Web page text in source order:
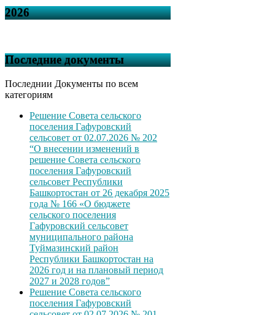
2026
Последние документы
Последнии Документы по всем
категориям
Решение Совета сельского
поселения Гафуровский
сельсовет от 02.07.2026 № 202
“О внесении изменений в
решение Совета сельского
поселения Гафуровский
сельсовет Республики
Башкортостан от 26 декабря 2025
года № 166 «О бюджете
сельского поселения
Гафуровский сельсовет
муниципального района
Туймазинский район
Республики Башкортостан на
2026 год и на плановый период
2027 и 2028 годов”
Решение Совета сельского
поселения Гафуровский